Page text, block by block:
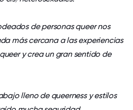
de personas queer nos
más cercana a las experiencias
y crea un gran sentido de
lleno de queerness y estilos